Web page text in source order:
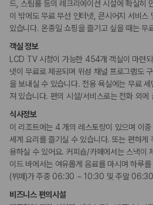
다국어 구사 가능 직원
웰빙 및 피트니스
피트니스/헬스시설
사우나/스파
액티비티
골프시설
수영장
워터파크
키즈
어린이 수영장
키즈 클럽
드, 스팀룸 등의 레크리에이션 시설에 확실히
이 밖에도 무료 무선 인터넷, 콘시어지 서비스
있습니다. 온종일 쇼핑을 즐기고 싶을 때는 무
객실 정보
LCD TV 시청이 가능한 454개 객실이 마련
넷이 무료로 제공되며 위성 채널 프로그램도
을 보내실 수 있습니다. 전용 욕실에는 무료
져 있습니다. 편의 시설/서비스로는 전화 외에
식사정보
이 리조트에는 4 개의 레스토랑이 있으며 이
세계 요리를 즐기실 수 있습니다. 또는 편하게
용하실 수 있어요. 커피숍/카페에서는 스낵이
이드 바에서는 여유롭게 음료를 마시며 하루
(뷔페)가 주중 06:30 ~ 10:30 및 주말
비즈니스 편의시설